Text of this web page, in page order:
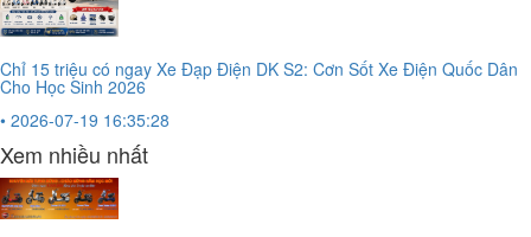
Chỉ 15 triệu có ngay Xe Đạp Điện DK S2: Cơn Sốt Xe Điện Quốc Dân
Cho Học Sinh 2026
• 2026-07-19 16:35:28
Xem nhiều nhất